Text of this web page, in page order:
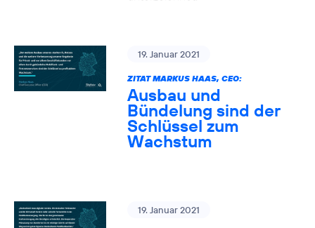
19. Januar 2021
ZITAT MARKUS HAAS, CEO:
Ausbau und
Bündelung sind der
Schlüssel zum
Wachstum
19. Januar 2021